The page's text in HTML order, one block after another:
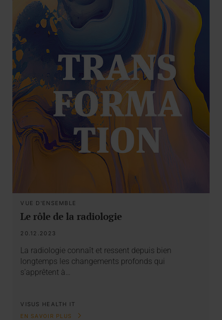
VUE D'ENSEMBLE
Le rôle de la radiologie
20.12.2023
La radiologie connaît et ressent depuis bien
longtemps les changements profonds qui
s’apprêtent à…
VISUS HEALTH IT
EN SAVOIR PLUS